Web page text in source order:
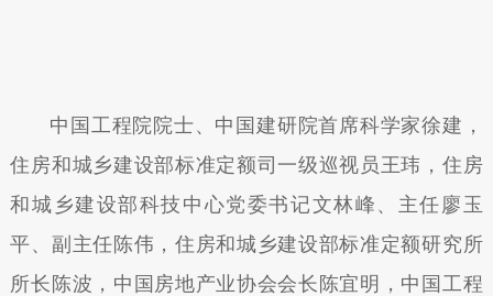
中国工程院院士、中国建研院首席科学家徐建，
住房和城乡建设部标准定额司一级巡视员王玮，住房
和城乡建设部科技中心党委书记文林峰、主任廖玉
平、副主任陈伟，住房和城乡建设部标准定额研究所
所长陈波，中国房地产业协会会长陈宜明，中国工程